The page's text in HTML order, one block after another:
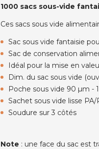
1000 sacs sous-vide
Ces sacs sous vide
Sac sous vide fantaisie
Sac de conservation
Idéal pour la mise en
Dim. du sac sous vide
Poche sous vide 90 µm -
Sachet sous vide lisse
Soudure sur 3 côtés
Note : une face du sac est